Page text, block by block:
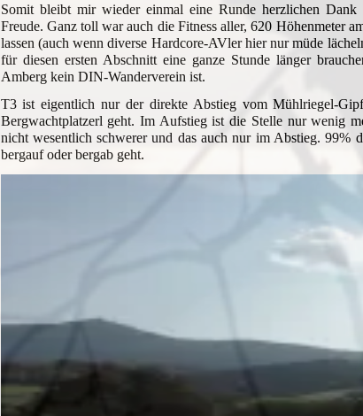
Somit bleibt mir wieder einmal eine Runde herzlichen
Freude. Ganz toll war auch die Fitness aller, 620 Höhenmeter
lassen (auch wenn diverse Hardcore-AVler hier nur müde
für diesen ersten Abschnitt eine ganze Stunde länger
Amberg kein DIN-Wanderverein ist.
T3 ist eigentlich nur der direkte Abstieg vom Mühlriegel-
Bergwachtplatzerl geht. Im Aufstieg ist die Stelle nur wenig
nicht wesentlich schwerer und das auch nur im Abstieg. 99%
bergauf oder bergab geht.